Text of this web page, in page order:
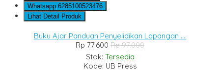
Whatsapp 6285100523476
Lihat Detail Produk
Buku Ajar Panduan Penyelidikan Lapangan ....
Rp 77.600 Rp 97.000
Stok: Tersedia
Kode: UB Press